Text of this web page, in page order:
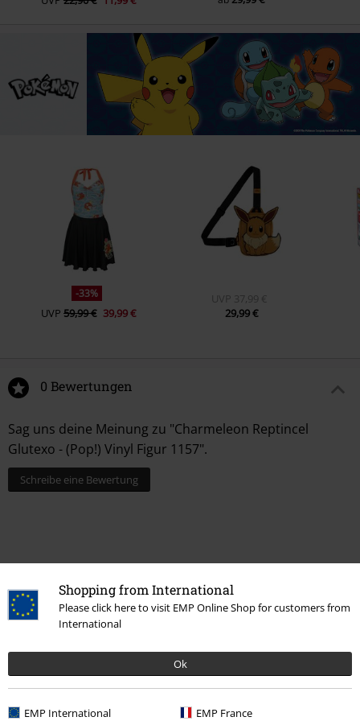
Shopping from International
Please click here to visit EMP Online Shop for customers from
International
Ok
EMP International EMP France
-33%
UVP 59,99 € 39,99 €
UVP 37,99 €
29,99 €
0 Bewertungen
Sag uns deine Meinung zu "Charmeleon Reptincel
Glutexo - (Pop!) Vinyl Figur 1157".
Schreibe eine Bewertung
Mehr Kategorien. Mehr Möglichkeiten.